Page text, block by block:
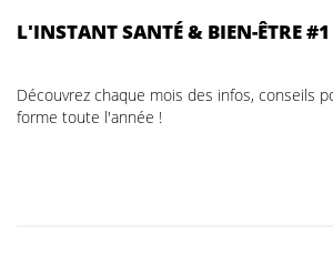
L'INSTANT SANTÉ & BIEN-ÊTRE #1
Découvrez chaque mois des infos, conseils
forme toute l'année !